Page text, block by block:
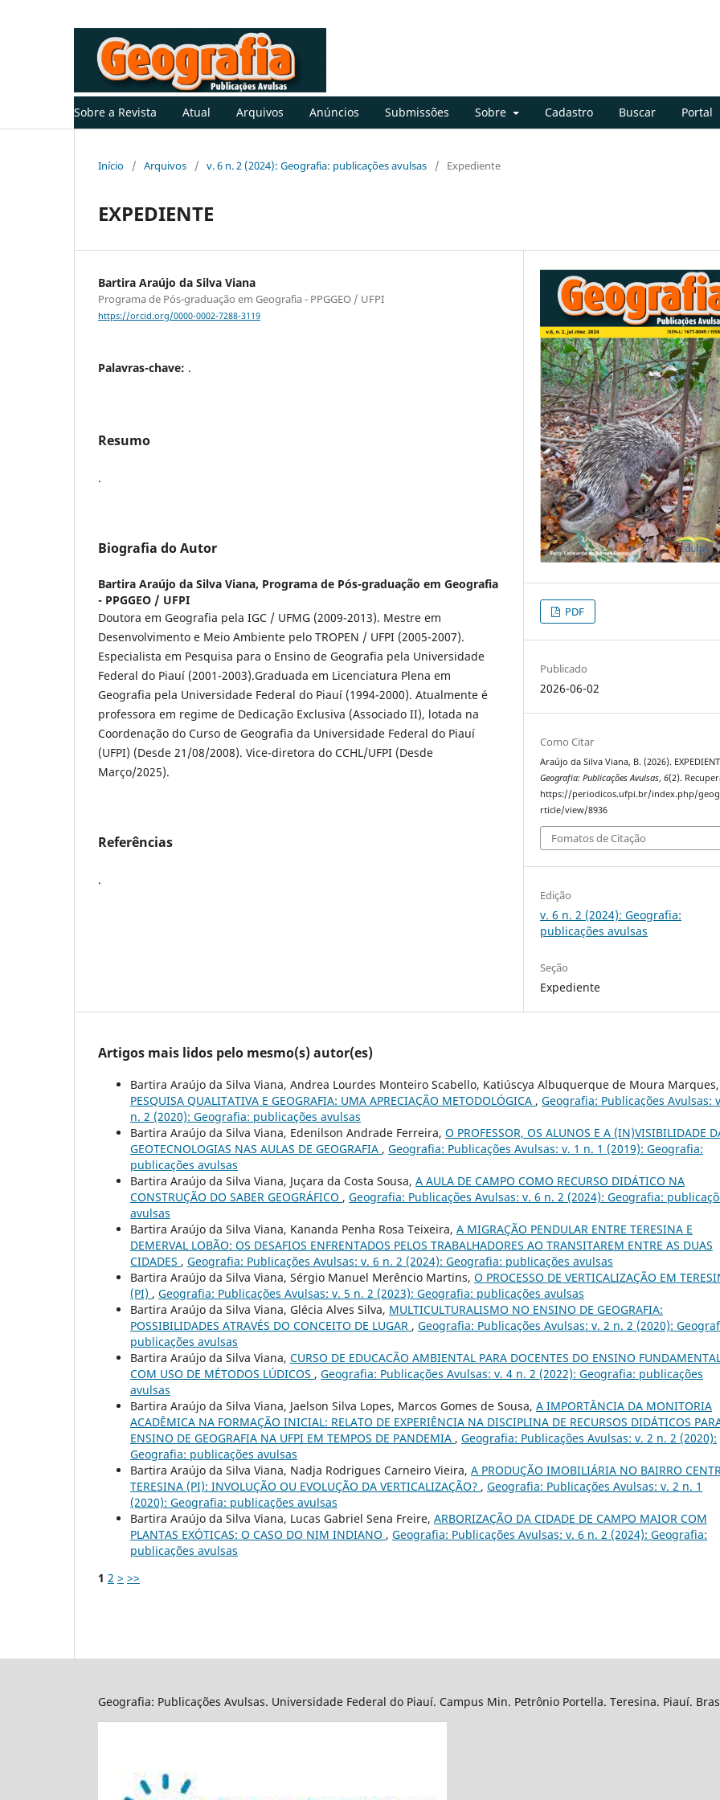
Sobre a Revista Atual Arquivos Anúncios Submissões Sobre Cadastro Buscar Portal
Início / Arquivos / v. 6 n. 2 (2024): Geografia: publicações avulsas / Expediente
EXPEDIENTE
Bartira Araújo da Silva Viana
Programa de Pós-graduação em Geografia - PPGGEO / UFPI
https://orcid.org/0000-0002-7288-3119
Palavras-chave: .
Resumo
.
Biografia do Autor
Bartira Araújo da Silva Viana, Programa de Pós-graduação em Geografia
- PPGGEO / UFPI
Doutora em Geografia pela IGC / UFMG (2009-2013). Mestre em
Desenvolvimento e Meio Ambiente pelo TROPEN / UFPI (2005-2007).
Especialista em Pesquisa para o Ensino de Geografia pela Universidade
Federal do Piauí (2001-2003).Graduada em Licenciatura Plena em
Geografia pela Universidade Federal do Piauí (1994-2000). Atualmente é
professora em regime de Dedicação Exclusiva (Associado II), lotada na
Coordenação do Curso de Geografia da Universidade Federal do Piauí
(UFPI) (Desde 21/08/2008). Vice-diretora do CCHL/UFPI (Desde
Março/2025).
Referências
.
PDF
Publicado
2026-06-02
Como Citar
Araújo da Silva Viana, B. (2026).
Geografia: Publicações Avulsas,6(2).
https://periodicos.ufpi.br/index.php/
rticle/view/8936
Fomatos de Citação
Edição
v. 6 n. 2 (2024): Geografia:
publicações avulsas
Seção
Expediente
Artigos mais lidos pelo mesmo(s) autor(es)
Bartira Araújo da Silva Viana, Andrea Lourdes Monteiro Scabello, Katiúscya Albuquerque de Moura Marques,
PESQUISA QUALITATIVA E GEOGRAFIA: UMA APRECIAÇÃO METODOLÓGICA , Geografia: Publicações Avulsas:
n. 2 (2020): Geografia: publicações avulsas
Bartira Araújo da Silva Viana, Edenilson Andrade Ferreira, O PROFESSOR, OS ALUNOS E A (IN)VISIBILIDADE
GEOTECNOLOGIAS NAS AULAS DE GEOGRAFIA , Geografia: Publicações Avulsas: v. 1 n. 1 (2019): Geografia:
publicações avulsas
Bartira Araújo da Silva Viana, Juçara da Costa Sousa, A AULA DE CAMPO COMO RECURSO DIDÁTICO NA
CONSTRUÇÃO DO SABER GEOGRÁFICO , Geografia: Publicações Avulsas: v. 6 n. 2 (2024): Geografia:
avulsas
Bartira Araújo da Silva Viana, Kananda Penha Rosa Teixeira, A MIGRAÇÃO PENDULAR ENTRE TERESINA E
DEMERVAL LOBÃO: OS DESAFIOS ENFRENTADOS PELOS TRABALHADORES AO TRANSITAREM ENTRE AS DUAS
CIDADES , Geografia: Publicações Avulsas: v. 6 n. 2 (2024): Geografia: publicações avulsas
Bartira Araújo da Silva Viana, Sérgio Manuel Merêncio Martins, O PROCESSO DE VERTICALIZAÇÃO EM
(PI) , Geografia: Publicações Avulsas: v. 5 n. 2 (2023): Geografia: publicações avulsas
Bartira Araújo da Silva Viana, Glécia Alves Silva, MULTICULTURALISMO NO ENSINO DE GEOGRAFIA:
POSSIBILIDADES ATRAVÉS DO CONCEITO DE LUGAR , Geografia: Publicações Avulsas: v. 2 n. 2 (2020):
publicações avulsas
Bartira Araújo da Silva Viana, CURSO DE EDUCACÃO AMBIENTAL PARA DOCENTES DO ENSINO
COM USO DE MÉTODOS LÚDICOS , Geografia: Publicações Avulsas: v. 4 n. 2 (2022): Geografia: publicações
avulsas
Bartira Araújo da Silva Viana, Jaelson Silva Lopes, Marcos Gomes de Sousa, A IMPORTÂNCIA DA MONITORIA
ACADÊMICA NA FORMAÇÃO INICIAL: RELATO DE EXPERIÊNCIA NA DISCIPLINA DE RECURSOS DIDÁTICOS
ENSINO DE GEOGRAFIA NA UFPI EM TEMPOS DE PANDEMIA , Geografia: Publicações Avulsas: v. 2 n. 2 (2020):
Geografia: publicações avulsas
Bartira Araújo da Silva Viana, Nadja Rodrigues Carneiro Vieira, A PRODUÇÃO IMOBILIÁRIA NO BAIRRO
TERESINA (PI): INVOLUÇÃO OU EVOLUÇÃO DA VERTICALIZAÇÃO? , Geografia: Publicações Avulsas: v. 2 n. 1
(2020): Geografia: publicações avulsas
Bartira Araújo da Silva Viana, Lucas Gabriel Sena Freire, ARBORIZAÇÃO DA CIDADE DE CAMPO MAIOR COM
PLANTAS EXÓTICAS: O CASO DO NIM INDIANO , Geografia: Publicações Avulsas: v. 6 n. 2 (2024): Geografia:
publicações avulsas
1 2 > >>
Geografia: Publicações Avulsas. Universidade Federal do Piauí. Campus Min. Petrônio Portella. Teresina. Piauí.